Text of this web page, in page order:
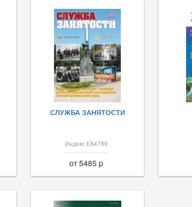
СЛУЖБА ЗАНЯТОСТИ
Индекс Е84789
от 5485 p